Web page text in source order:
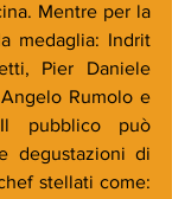
Mentre per la
medaglia: Indrit
Pier Daniele
Rumolo e
pubblico può
degustazioni di
stellati come: